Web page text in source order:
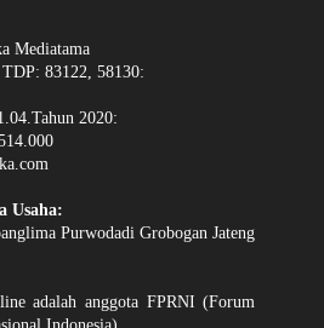
Mediatama
83122, 58130:
2020:
Usaha:
Purwodadi Grobogan Jateng
adalah anggota FPRNI (Forum